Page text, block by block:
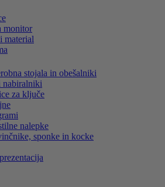
monitor
material
stojala in obešalniki
nabiralniki
za ključe
nalepke
sponke in kocke